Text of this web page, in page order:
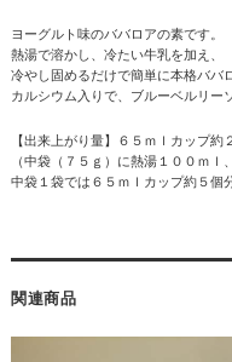
ヨーグルト味のババロアの素です。
熱湯で溶かし、冷たい牛乳を加え、
冷やし固めるだけで簡単に本格ババ
カルシウム入りで、ブルーベルリー
【出来上がり量】６５ｍｌカップ約
（中袋（７５ｇ）に熱湯１００ｍｌ
中袋１袋では６５ｍｌカップ約５個
関連商品